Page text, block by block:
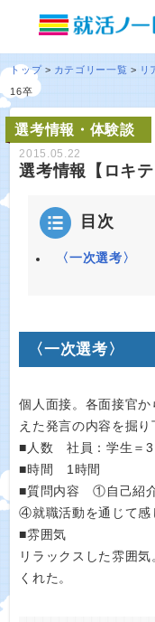
トップ カテゴリー一覧 リ
16卒
選考情報・体験談
2015.05.22
選考情報【ロキ
目次
〈一次選考〉
〈一次選考〉
個人面接。各面接官
えた発言の内容を掘り
■人数 社員：学生＝3
■時間 1時間
■質問内容 ①自己紹
④就職活動を通じて
■雰囲気
リラックスした雰囲
くれた。